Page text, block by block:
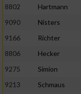
8802
Hartmann
9090
Nisters
9166
Richter
8806
Hecker
9275
Simion
9213
Schmaus